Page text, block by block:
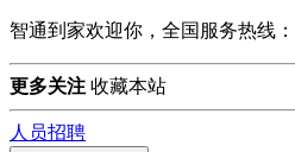
智通到家欢迎你，全国服务热线：
更多关注 收藏本站
人员招聘